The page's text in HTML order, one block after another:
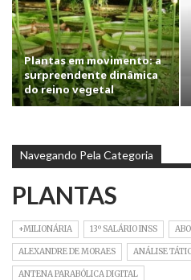
Plantas em movimento: a
surpreendente dinâmica
do reino vegetal
Navegando Pela Categoria
PLANTAS
+MILIONÁRIA 13º SALÁRIO INSS
ALEXANDRE DE MORAES ANÁLISE
ANTENA PARABÓLICA DIGITAL